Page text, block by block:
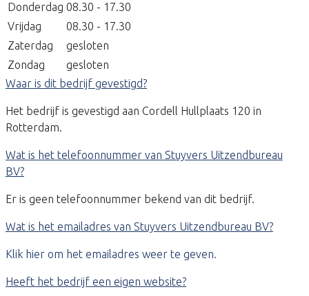
Donderdag 08.30 - 17.30
Vrijdag
08.30 - 17.30
Zaterdag
gesloten
Zondag
gesloten
Waar is dit bedrijf gevestigd?
Het bedrijf is gevestigd aan Cordell Hullplaats 120 in
Rotterdam.
Wat is het telefoonnummer van Stuyvers Uitzendbureau
BV?
Er is geen telefoonnummer bekend van dit bedrijf.
Wat is het emailadres van Stuyvers Uitzendbureau BV?
Klik hier om het emailadres weer te geven.
Heeft het bedrijf een eigen website?